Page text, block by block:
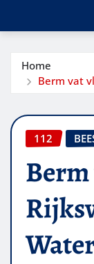
Home
Berm vat
112